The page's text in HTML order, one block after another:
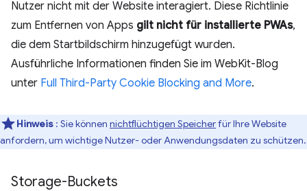
Nutzer nicht mit der Website interagiert. Diese Richtlinie
zum Entfernen von Apps gilt nicht für installierte PWAs,
die dem Startbildschirm hinzugefügt wurden.
Ausführliche Informationen finden Sie im WebKit-Blog
unter Full Third-Party Cookie Blocking and More.
Hinweis : Sie können nichtflüchtigen Speicherfür Ihre Website
anfordern, um wichtige Nutzer- oder Anwendungsdaten zu schützen.
Storage-Buckets